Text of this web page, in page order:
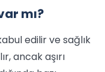
mı?
edilir ve sağlık
ancak aşırı